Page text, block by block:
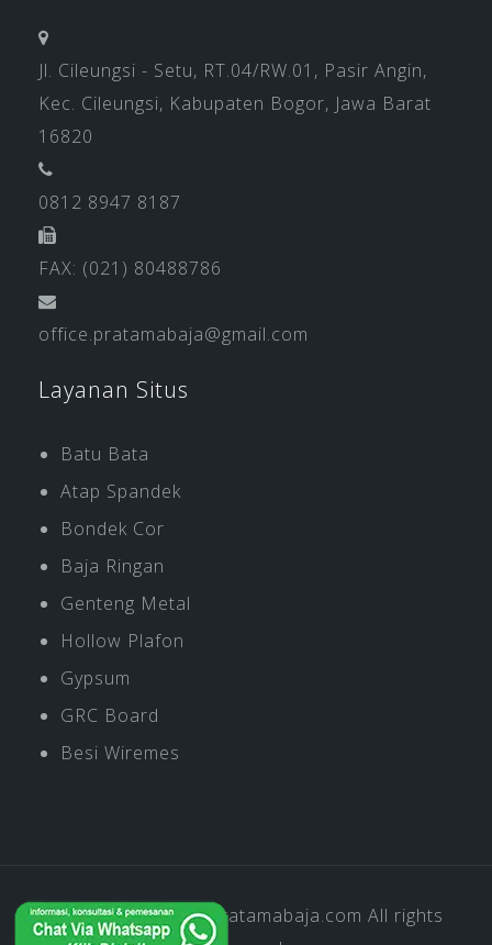
Jl. Cileungsi - Setu, RT.04/RW.01, Pasir Angin,
Kec. Cileungsi, Kabupaten Bogor, Jawa Barat
16820
0812 8947 8187
FAX: (021) 80488786
office.pratamabaja@gmail.com
Layanan Situs
Batu Bata
Atap Spandek
Bondek Cor
Baja Ringan
Genteng Metal
Hollow Plafon
Gypsum
GRC Board
Besi Wiremes
Copyright © 2019Pratamabaja.com All rights